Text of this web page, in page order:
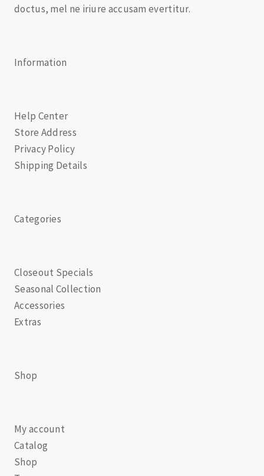
doctus, mel ne iriure accusam evertitur.
Information
Help Center
Store Address
Privacy Policy
Shipping Details
Categories
Closeout Specials
Seasonal Collection
Accessories
Extras
Shop
My account
Catalog
Shop